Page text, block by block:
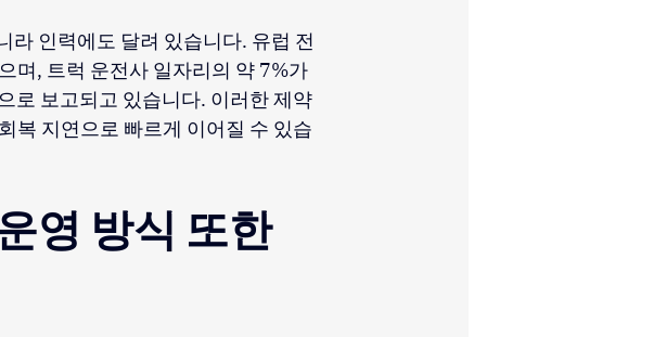
라 인력에도 달려 있습니다. 유럽 전
며, 트럭 운전사 일자리의 약 7%가
로 보고되고 있습니다. 이러한 제약
복 지연으로 빠르게 이어질 수 있습
영 방식 또한